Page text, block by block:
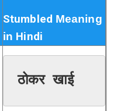
Stumbled Meaning
in Hindi
ठोकर खाई